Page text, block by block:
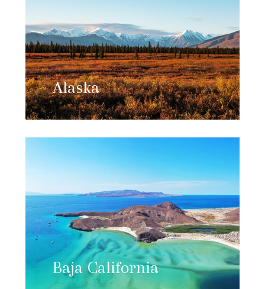
Alaska
Baja California